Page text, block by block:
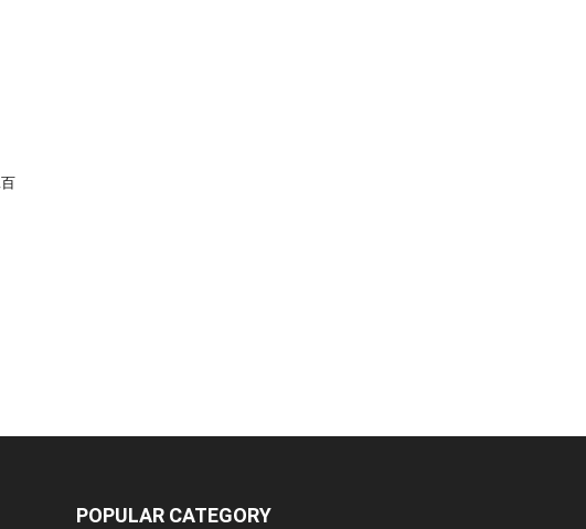
POPULAR CATEGORY